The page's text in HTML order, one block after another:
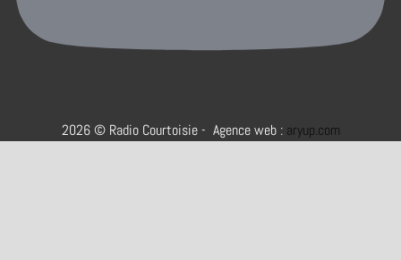
2026 © Radio Courtoisie - Agence web : aryup.com